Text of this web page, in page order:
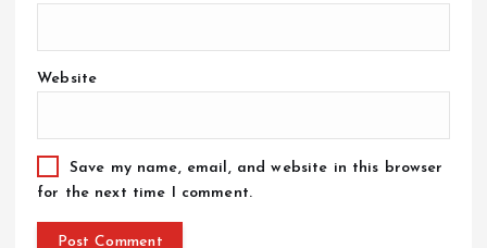
Website
Save my name, email, and website in this browser
for the next time I comment.